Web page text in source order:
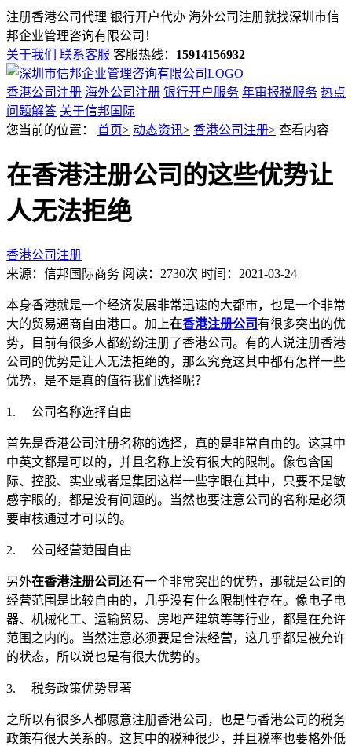
注册香港公司代理 银行开户代办 海外公司注册就找深圳市信
邦企业管理咨询有限公司！
关于我们
联系客服 客服热线： 15914156932
香港公司注册 海外公司注册 银行开户服务 年审报税服务 热点
问题解答 关于信邦国际
您当前的位置： 首页> 动态资讯> 香港公司注册> 查看内容
在香港注册公司的这些优势让
人无法拒绝
香港公司注册
来源：信邦国际商务 阅读：2730次 时间：2021-03-24
本身香港就是一个经济发展非常迅速的大都市，也是一个非常
大的贸易通商自由港口。加上在香港注册公司有很多突出的优
势，目前有很多人都纷纷注册了香港公司。有的人说注册香港
公司的优势是让人无法拒绝的，那么究竟这其中都有怎样一些
优势，是不是真的值得我们选择呢？
1. 公司名称选择自由
首先是香港公司注册名称的选择，真的是非常自由的。这其中
中英文都是可以的，并且名称上没有很大的限制。像包含国
际、控股、实业或者是集团这样一些字眼在其中，只要不是敏
感字眼的，都是没有问题的。当然也要注意公司的名称是必须
要审核通过才可以的。
2. 公司经营范围自由
另外在香港注册公司还有一个非常突出的优势，那就是公司的
经营范围是比较自由的，几乎没有什么限制性存在。像电子电
器、机械化工、运输贸易、房地产建筑等等行业，都是在允许
范围之内的。当然注意必须要是合法经营，这几乎都是被允许
的状态，所以说也是有很大优势的。
3. 税务政策优势显著
之所以有很多人都愿意注册香港公司，也是与香港公司的税务
政策有很大关系的。这其中的税种很少，并且税率也要格外低